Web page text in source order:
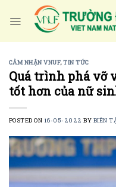
CẢM NHẬN VNUF,TIN TỨC
Quá trình phá vỡ
tốt hơn của nữ
POSTED ON 16-05-2022 BY BIÊN